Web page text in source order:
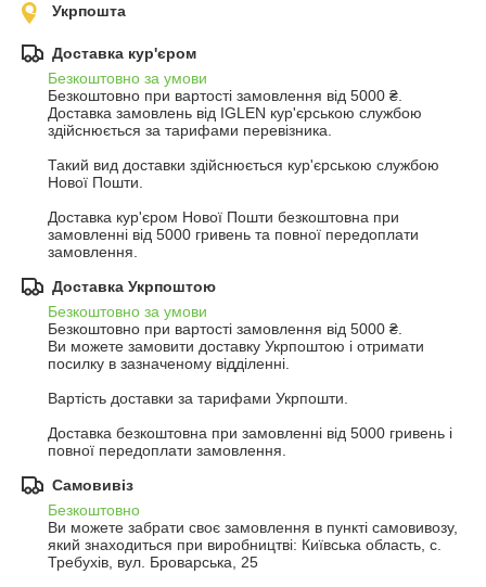
Укрпошта
Доставка кур'єром
Безкоштовно за умови
Безкоштовно при вартості замовлення від 5000 ₴.
Доставка замовлень від IGLEN кур'єрською службою
здійснюється за тарифами перевізника.
Такий вид доставки здійснюється кур'єрською службою
Нової Пошти.
Доставка кур'єром Нової Пошти безкоштовна при
замовленні від 5000 гривень та повної передоплати
замовлення.
Доставка Укрпоштою
Безкоштовно за умови
Безкоштовно при вартості замовлення від 5000 ₴.
Ви можете замовити доставку Укрпоштою і отримати
посилку в зазначеному відділенні.
Вартість доставки за тарифами Укрпошти.
Доставка безкоштовна при замовленні від 5000 гривень і
повної передоплати замовлення.
Самовивіз
Безкоштовно
Ви можете забрати своє замовлення в пункті самовивозу,
який знаходиться при виробництві: Київська область, с.
Требухів, вул. Броварська, 25